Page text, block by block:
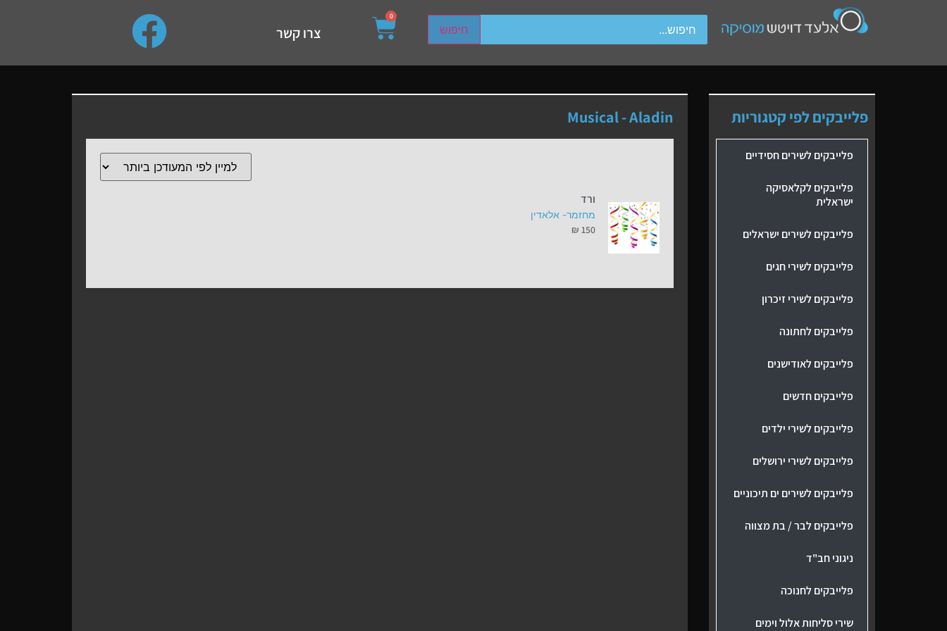
חיפוש
up and down arrows to review and enter to go to the desired page. Touch device users, explore by touch or with swipe gestures.
0
צרו קשר
פלייבקים לפי קטגוריות
פלייבקים לשירים חסידיים
פלייבקים לקלאסיקה
ישראלית
פלייבקים לשירים ישראלים
פלייבקים לשירי חגים
פלייבקים לשירי זיכרון
פלייבקים לחתונה
פלייבקים לאודישנים
פלייבקים חדשים
פלייבקים לשירי ילדים
פלייבקים לשירי ירושלים
פלייבקים לשירים ים תיכוניים
פלייבקים לבר / בת מצווה
ניגוני חב"ד
פלייבקים לחנוכה
שירי סליחות אלול וימים
Musical - Aladin
ורד
מחזמר- אלאדין
₪ 150